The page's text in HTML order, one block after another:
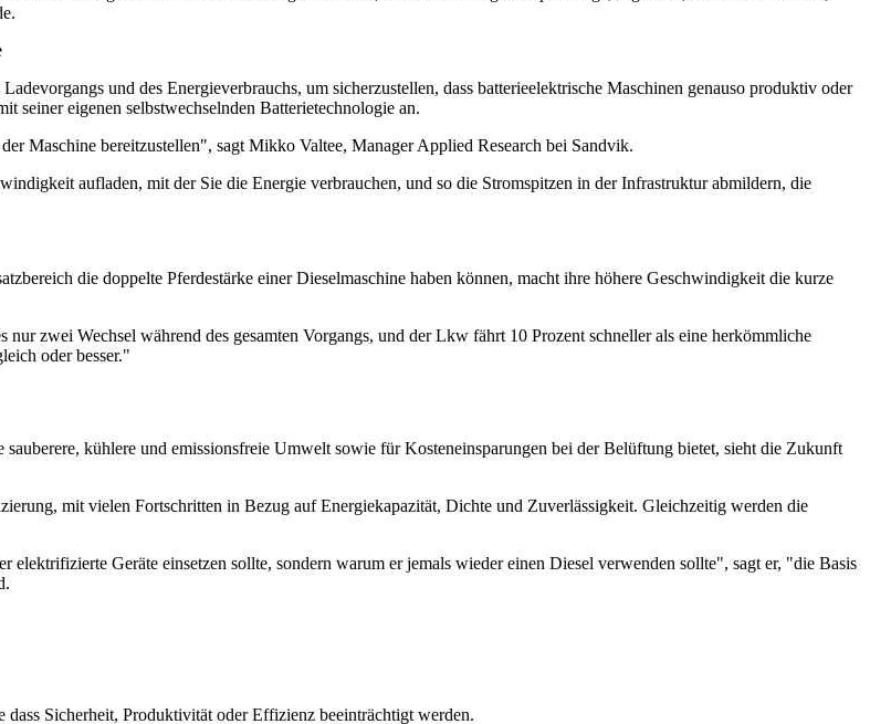
und des Energieverbrauchs, um sicherzustellen, dass batterieelektrische Maschinen genauso produktiv oder
seiner eigenen selbstwechselnden Batterietechnologie an.
Maschine bereitzustellen", sagt Mikko Valtee, Manager Applied Research bei Sandvik.
aufladen, mit der Sie die Energie verbrauchen, und so die Stromspitzen in der Infrastruktur abmildern, die
die doppelte Pferdestärke einer Dieselmaschine haben können, macht ihre höhere Geschwindigkeit die kurze
zwei Wechsel während des gesamten Vorgangs, und der Lkw fährt 10 Prozent schneller als eine herkömmliche
oder besser."
kühlere und emissionsfreie Umwelt sowie für Kosteneinsparungen bei der Belüftung bietet, sieht die Zukunft
mit vielen Fortschritten in Bezug auf Energiekapazität, Dichte und Zuverlässigkeit. Gleichzeitig werden die
Geräte einsetzen sollte, sondern warum er jemals wieder einen Diesel verwenden sollte", sagt er, "die Basis
Sicherheit, Produktivität oder Effizienz beeinträchtigt werden.